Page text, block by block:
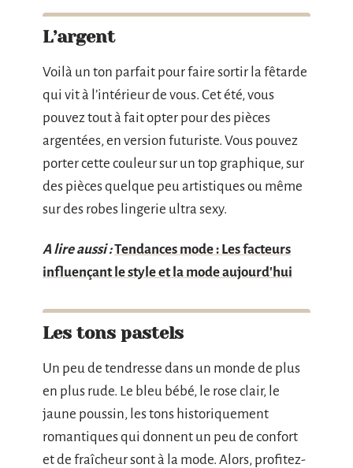
L’argent
Voilà un ton parfait pour faire sortir la fêtarde
qui vit à l’intérieur de vous. Cet été, vous
pouvez tout à fait opter pour des pièces
argentées, en version futuriste. Vous pouvez
porter cette couleur sur un top graphique, sur
des pièces quelque peu artistiques ou même
sur des robes lingerie ultra sexy.
A lire aussi :Tendances mode : Les facteurs
influençant le style et la mode aujourd'hui
Les tons pastels
Un peu de tendresse dans un monde de plus
en plus rude. Le bleu bébé, le rose clair, le
jaune poussin, les tons historiquement
romantiques qui donnent un peu de confort
et de fraîcheur sont à la mode. Alors, profitez-